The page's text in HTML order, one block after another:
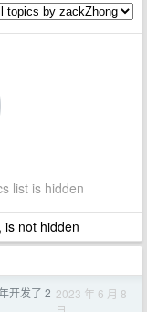
list is hidden
not hidden
开发了 2 2023 年 6 月 8